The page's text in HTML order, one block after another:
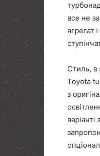
все не
агрегат
Стиль, в
Toyota
з